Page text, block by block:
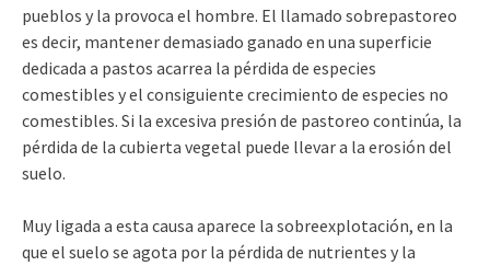
pueblos y la provoca el hombre. El llamado sobrepastoreo
es decir, mantener demasiado ganado en una superficie
dedicada a pastos acarrea la pérdida de especies
comestibles y el consiguiente crecimiento de especies no
comestibles. Si la excesiva presión de pastoreo continúa, la
pérdida de la cubierta vegetal puede llevar a la erosión del
suelo.
Muy ligada a esta causa aparece la sobreexplotación, en la
que el suelo se agota por la pérdida de nutrientes y la